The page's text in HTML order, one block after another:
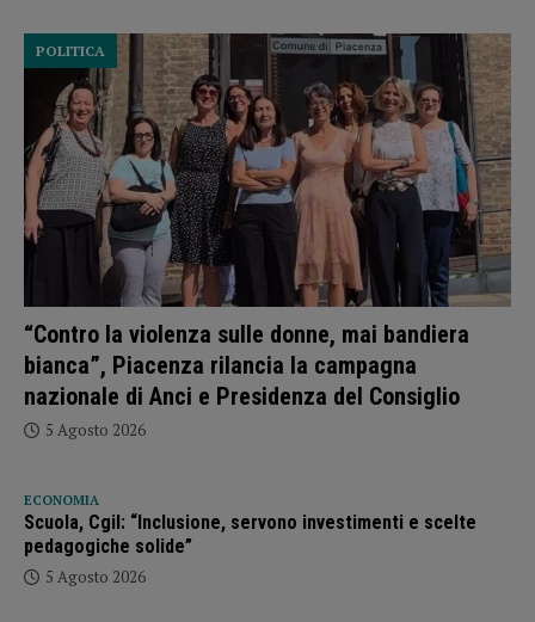
“Contro la violenza sulle donne, mai bandiera
bianca”, Piacenza rilancia la campagna
nazionale di Anci e Presidenza del Consiglio
POLITICA
5 Agosto 2026
ECONOMIA
Scuola, Cgil: “Inclusione, servono investimenti e scelte
pedagogiche solide”
5 Agosto 2026